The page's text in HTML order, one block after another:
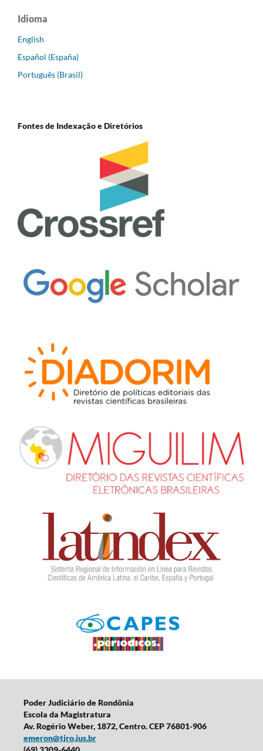
Idioma
English
Español (España)
Português (Brasil)
Fontes de Indexação e Diretórios
Poder Judiciário de Rondônia
Escola da Magistratura
Av. Rogério Weber, 1872, Centro. CEP 76801-906
emeron@tjro.jus.br